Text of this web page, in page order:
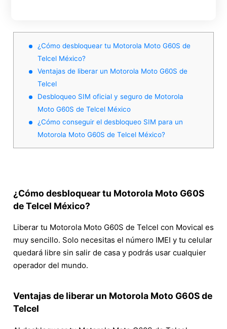
¿Cómo desbloquear tu Motorola Moto G60S de
Telcel México?
Ventajas de liberar un Motorola Moto G60S de
Telcel
Desbloqueo SIM oficial y seguro de Motorola
Moto G60S de Telcel México
¿Cómo conseguir el desbloqueo SIM para un
Motorola Moto G60S de Telcel México?
¿Cómo desbloquear tu Motorola Moto G60S
de Telcel México?
Liberar tu Motorola Moto G60S de Telcel con Movical es
muy sencillo. Solo necesitas el número IMEI y tu celular
quedará libre sin salir de casa y podrás usar cualquier
operador del mundo.
Ventajas de liberar un Motorola Moto G60S de
Telcel